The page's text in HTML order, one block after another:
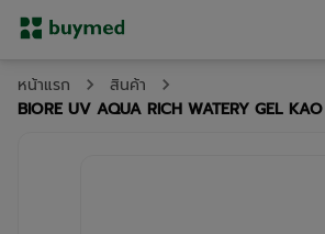
หน้าแรก
สินค้า
BIORE UV AQUA RICH WATERY GEL